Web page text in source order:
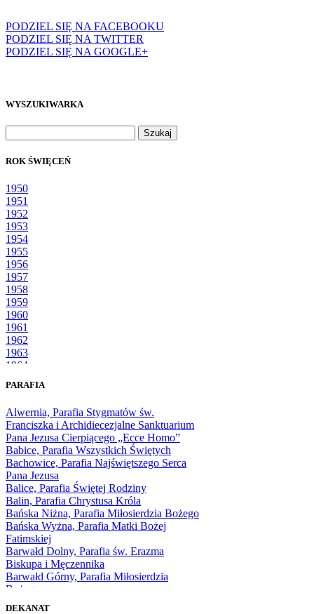
PODZIEL SIĘ NA FACEBOOKU
PODZIEL SIĘ NA TWITTER
PODZIEL SIĘ NA GOOGLE+
WYSZUKIWARKA
ROK ŚWIĘCEŃ
1950
1951
1952
1953
1954
1955
1956
1957
1958
1959
1960
1961
1962
1963
1964
1966
1968
1969
1970
1971
1972
1973
1974
1975
1976
1977
1978
1979
1980
1981
1983
PARAFIA
Alwernia, Parafia Stygmatów św.
Franciszka i Archidiecezjalne Sanktuarium
Pana Jezusa Cierpiącego „Ecce Homo”
Babice, Parafia Wszystkich Świętych
Bachowice, Parafia Najświętszego Serca
Pana Jezusa
Balice, Parafia Świętej Rodziny
Balin, Parafia Chrystusa Króla
Bańska Niżna, Parafia Miłosierdzia Bożego
Bańska Wyżna, Parafia Matki Bożej
Fatimskiej
Barwałd Dolny, Parafia św. Erazma
Biskupa i Męczennika
Barwałd Górny, Parafia Miłosierdzia
Bożego
DEKANAT